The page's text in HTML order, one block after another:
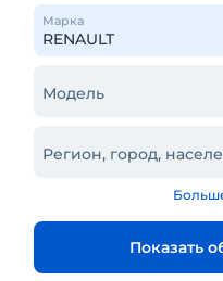
Марка
Модель
Регион, город,
Показать